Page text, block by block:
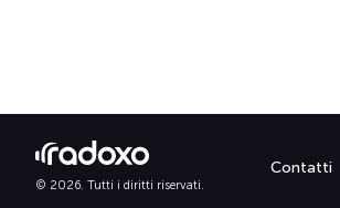
© 2026. Tutti i diritti riservati.
Contatti